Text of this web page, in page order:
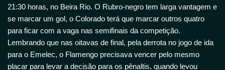
21:30 horas, no Beira Rio. O Rubro-negro tem larga vantagem e
se marcar um gol, o Colorado terá que marcar outros quatro
para ficar com a vaga nas semifinais da competição.
Lembrando que nas oitavas de final, pela derrota no jogo de ida
para o Emelec, o Flamengo precisava vencer pelo mesmo
placar para levar a decisão para os pênaltis, quando levou